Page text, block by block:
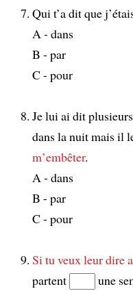
Qui t’a dit que
A - dans
B - par
C - pour
Je lui ai dit
dans la nuit mais il
m’embêter.
A - dans
B - par
C - pour
Si tu veux leur dire
partent
une